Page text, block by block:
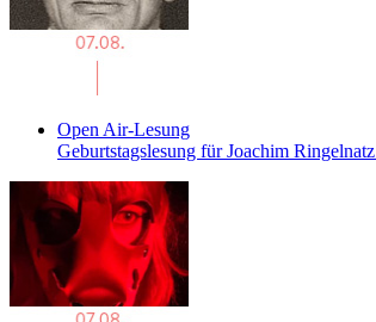
Open Air-Lesung
Geburtstagslesung für Joachim Ringelnatz